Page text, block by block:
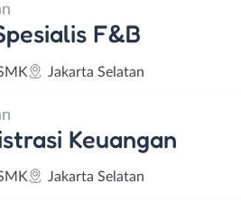
F&B
Jakarta Selatan
Keuangan
Jakarta Selatan